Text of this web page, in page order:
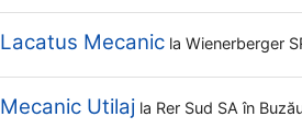
Lacatus Mecanic la Wienerberger
Mecanic Utilaj la Rer Sud SA în